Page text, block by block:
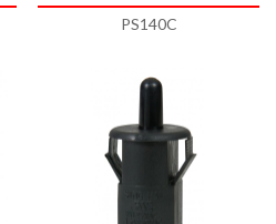
PS140C